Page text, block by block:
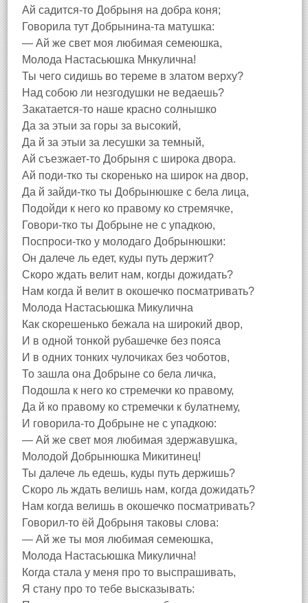
Ай садится-то Добрыня на добра коня;
Говорила тут Добрынина-та матушка:
— Ай же свет моя любимая семеюшка,
Молода Настасьюшка Мнкулична!
Ты чего сидишь во тереме в златом верху?
Над собою ли незгодушки не ведаешь?
Закатается-то наше красно солнышко
Да за этыи за горы за высокий,
Да й за этыи за лесушки за темный,
Ай съезжает-то Добрыня с широка двора.
Ай поди-тко ты скоренько на широк на двор,
Да й зайди-тко ты Добрынюшке с бела лица,
Подойди к него ко правому ко стремячке,
Говори-тко ты Добрыне не с упадкою,
Поспроси-тко у молодаго Добрынюшки:
Он далече ль едет, куды путь держит?
Скоро ждать велит нам, когды дожидать?
Нам когда й велит в окошечко посматривать?
Молода Настасьюшка Микулична
Как скорешенько бежала на широкий двор,
И в одной тонкой рубашечке без пояса
И в одних тонких чулочиках без чоботов,
То зашла она Добрыне со бела личка,
Подошла к него ко стремечки ко правому,
Да й ко правому ко стремечки к булатнему,
И говорила-то Добрыне не с упадкою:
— Ай же свет моя любимая здержавушка,
Молодой Добрынюшка Микитинец!
Ты далече ль едешь, куды путь держишь?
Скоро ль ждать велишь нам, когда дожидать?
Нам когда велишь в окошечко посматривать?
Говорил-то ёй Добрыня таковы слова:
— Ай же ты моя любимая семеюшка,
Молода Настасьюшка Микулична!
Когда стала у меня про то выспрашивать,
Я стану про то тебе высказывать: